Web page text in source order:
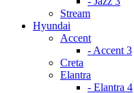
Stream
Hyundai
Accent
- Accent 3
Creta
Elantra
- Elantra 4